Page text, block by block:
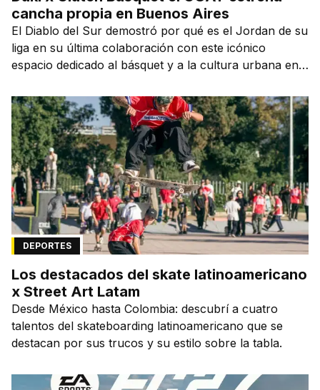
cancha propia en Buenos Aires
El Diablo del Sur demostró por qué es el Jordan de su
liga en su última colaboración con este icónico
espacio dedicado al básquet y a la cultura urbana en
DEPORTES
Los destacados del skate latinoamericano
x Street Art Latam
Desde México hasta Colombia: descubrí a cuatro
talentos del skateboarding latinoamericano que se
destacan por sus trucos y su estilo sobre la tabla.